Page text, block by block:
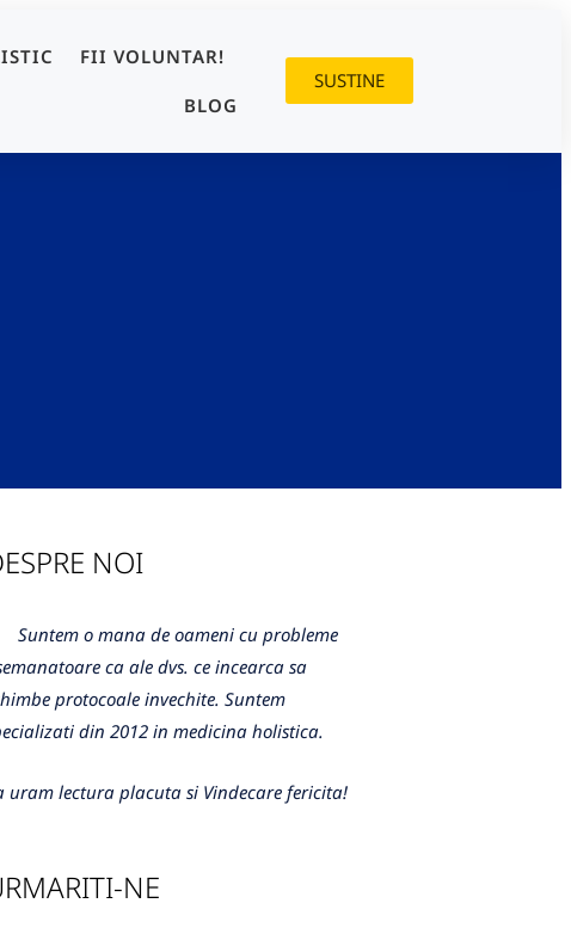
FII VOLUNTAR!
BLOG
SUSTINE
NOI
o mana de oameni cu probleme
ca ale dvs. ce incearca sa
protocoale invechite. Suntem
din 2012 in medicina holistica.
uram lectura placuta si Vindecare fericita!
NE